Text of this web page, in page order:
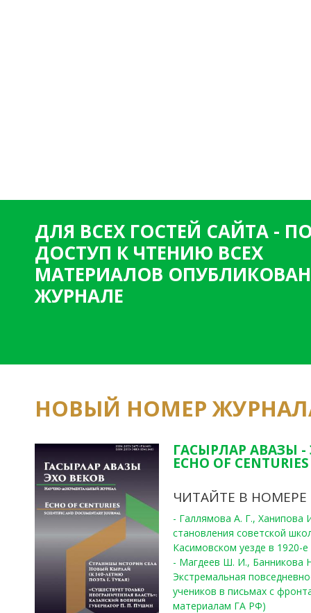
ДЛЯ ВСЕХ ГОСТЕЙ САЙТА -
ДОСТУП К ЧТЕНИЮ ВСЕХ
МАТЕРИАЛОВ
ЖУРНАЛЕ
НОВЫЙ НОМЕР
ГАСЫРЛАР АВАЗЫ -
ECHO OF
ЧИТАЙТЕ В НОМЕРЕ
- Галлямова А. Г.,
становления советской
Касимовском уезде в 1920-е
- Магдеев Ш. И., Банникова
Экстремальная
учеников в письмах с
материалам ГА РФ)